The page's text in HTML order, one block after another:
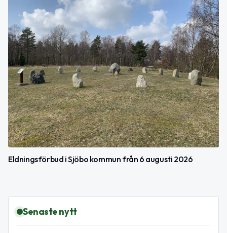
Eldningsförbud i Sjöbo kommun från 6 augusti 2026
Senaste nytt